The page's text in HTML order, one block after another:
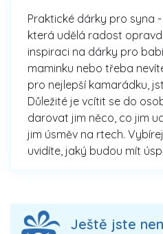
Praktické dárky pro syna
která udělá radost
inspiraci na dárky pro
maminku nebo třeba
pro nejlepší kamarádku,
Důležité je vcítit se do
darovat jim něco, co jim
jim úsměv na rtech.
uvidíte, jaký budou mít
Ještě jste